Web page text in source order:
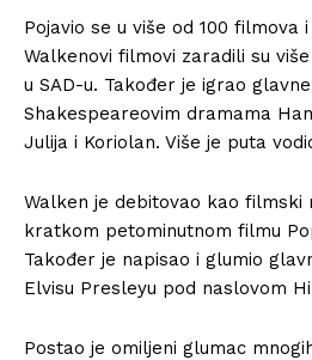
Pojavio se u više od 100 filmova
Walkenovi filmovi zaradili su
u SAD-u. Također je igrao
Shakespeareovim dramama
Julija i Koriolan. Više je puta
Walken je debitovao kao filmski
kratkom petominutnom filmu
Također je napisao i glumio
Elvisu Presleyu pod naslovom
Postao je omiljeni glumac